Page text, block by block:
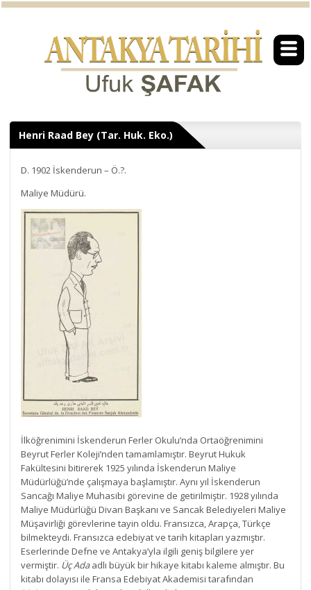
Henri Raad Bey (Tar. Huk. Eko.)
D. 1902 İskenderun – Ö.?.
Maliye Müdürü.
İlköğrenimini İskenderun Ferler Okulu’nda Ortaöğrenimini
Beyrut Ferler Koleji’nden tamamlamıştır. Beyrut Hukuk
Fakültesini bitirerek 1925 yılında İskenderun Maliye
Müdürlüğü’nde çalışmaya başlamıştır. Aynı yıl İskenderun
Sancağı Maliye Muhasibi görevine de getirilmiştir. 1928 yılında
Maliye Müdürlüğü Divan Başkanı ve Sancak Belediyeleri Maliye
Müşavirliği görevlerine tayin oldu. Fransızca, Arapça, Türkçe
bilmekteydi. Fransızca edebiyat ve tarih kitapları yazmıştır.
Eserlerinde Defne ve Antakya’yla ilgili geniş bilgilere yer
vermiştir. Üç Adaadlı büyük bir hikaye kitabı kaleme almıştır. Bu
kitabı dolayısı ile Fransa Edebiyat Akademisi tarafından